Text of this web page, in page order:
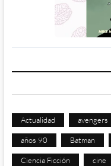
Actualidad avengers
años 90 Batman
Ciencia Ficción cine